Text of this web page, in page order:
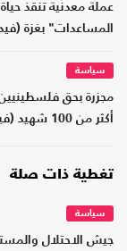
عملة معدنية تنقذ
المساعدات" بغزة
سياسة
مجزرة بحق
أكثر من 100 شهيد (فيديو)‏
تغطية ذات صلة
سياسة
جيش الاحتلال